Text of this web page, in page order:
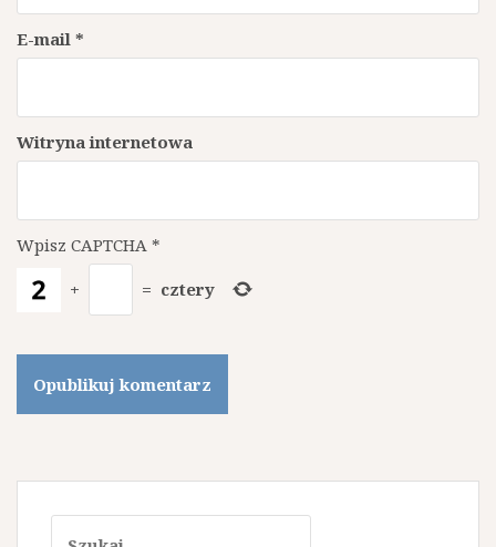
E-mail *
Witryna internetowa
Wpisz CAPTCHA *
+
= cztery